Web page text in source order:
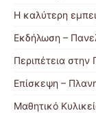
Η καλύτερη
Εκδήλωση –
Περιπέτεια στην
Επίσκεψη –
Μαθητικό